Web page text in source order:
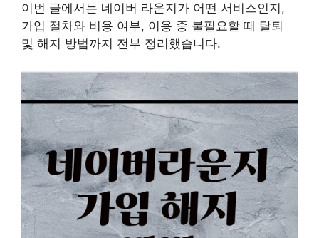
이번 글에서는 네이버 라운지가 어떤 서비스인지,
가입 절차와 비용 여부, 이용 중 불필요할 때 탈퇴
및 해지 방법까지 전부 정리했습니다.